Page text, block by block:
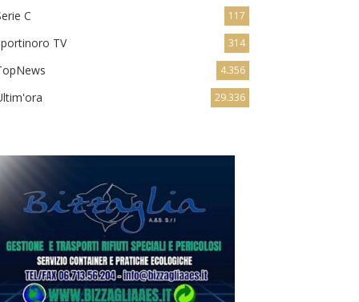
C 117
TV 314
4.356
29.336